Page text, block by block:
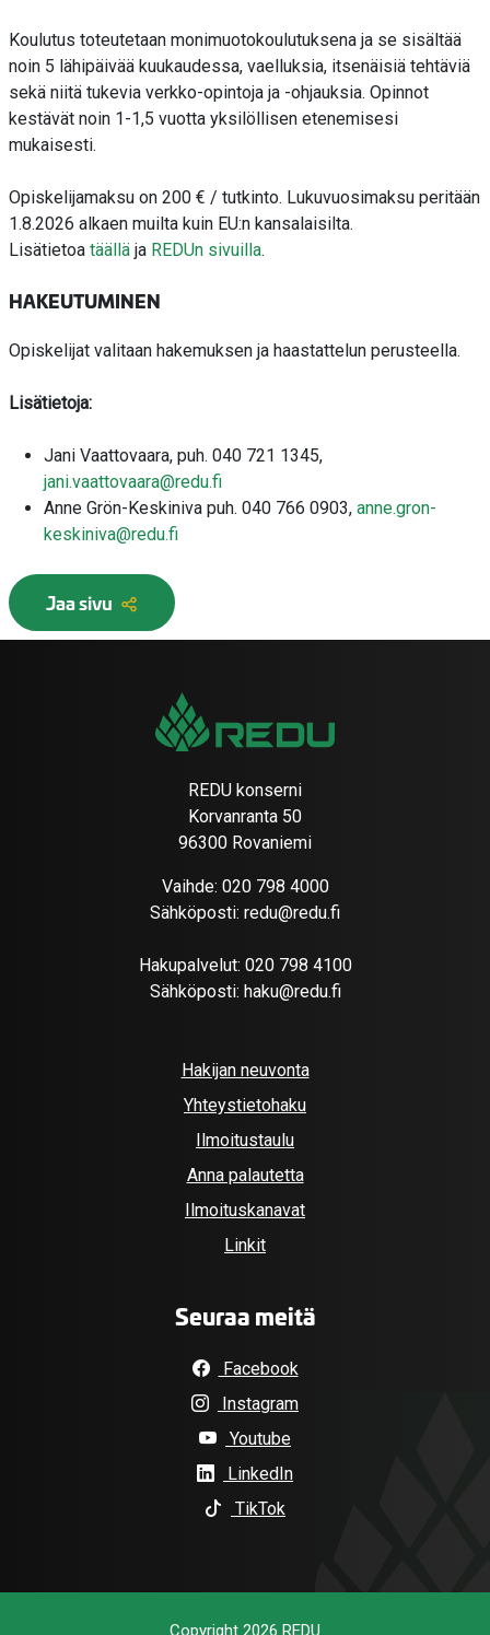
Koulutus toteutetaan monimuotokoulutuksena ja se sisältää
noin 5 lähipäivää kuukaudessa, vaelluksia, itsenäisiä tehtäviä
sekä niitä tukevia verkko-opintoja ja -ohjauksia. Opinnot
kestävät noin 1-1,5 vuotta yksilöllisen etenemisesi
mukaisesti.
Opiskelijamaksu on 200 € / tutkinto. Lukuvuosimaksu peritään
1.8.2026 alkaen muilta kuin EU:n kansalaisilta.
Lisätietoa täällä ja REDUn sivuilla.
HAKEUTUMINEN
Opiskelijat valitaan hakemuksen ja haastattelun perusteella.
Lisätietoja:
Jani Vaattovaara, puh. 040 721 1345,
jani.vaattovaara@redu.fi
Anne Grön-Keskiniva puh. 040 766 0903, anne.gron-
keskiniva@redu.fi
Jaa sivu
REDU konserni
Korvanranta 50
96300 Rovaniemi
Vaihde: 020 798 4000
Sähköposti: redu@redu.fi
Hakupalvelut: 020 798 4100
Sähköposti: haku@redu.fi
Hakijan neuvonta
Yhteystietohaku
Ilmoitustaulu
Anna palautetta
Ilmoituskanavat
Linkit
Seuraa meitä
Facebook
Instagram
Youtube
LinkedIn
TikTok
Copyright 2026 REDU